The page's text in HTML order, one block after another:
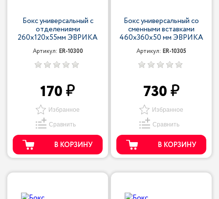
Бокс универсальный с
отделениями
260х120х55мм ЭВРИКА
Артикул: ER-10300
170
Избранное
Сравнить
В КОРЗИНУ
Бокс универсальный со
сменными вставками
460х360х50 мм ЭВРИКА
Артикул: ER-10305
730
Избранное
Сравнить
В КОРЗИНУ